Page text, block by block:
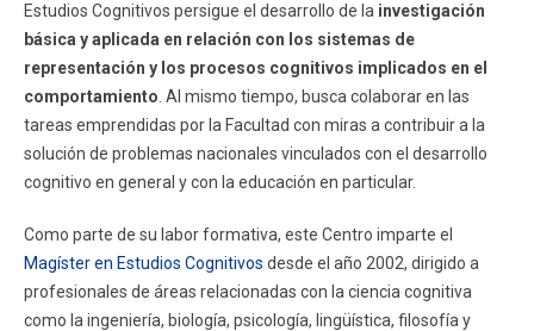
Académicos Egresados
Estudios Cognitivos persigue el desarrollo de la investigación
básica y aplicada en relación con los sistemas de
representación y los procesos cognitivos implicados en el
comportamiento . Al mismo tiempo, busca colaborar en las
tareas emprendidas por la Facultad con miras a contribuir a la
solución de problemas nacionales vinculados con el desarrollo
cognitivo en general y con la educación en particular.
Como parte de su labor formativa, este Centro imparte el
Magíster en Estudios Cognitivos desde el año 2002, dirigido a
profesionales de áreas relacionadas con la ciencia cognitiva
como la ingeniería, biología, psicología, lingüística, filosofía y